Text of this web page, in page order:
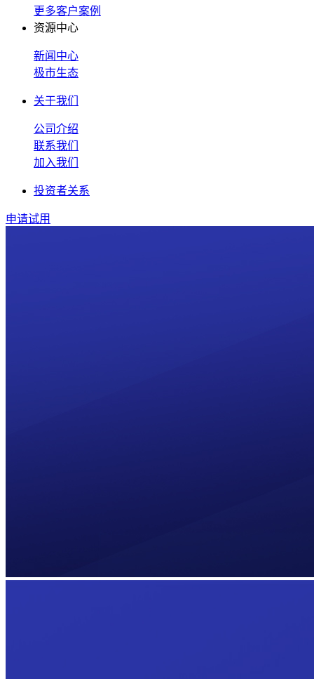
更多客户案例
资源中心
新闻中心
极市生态
关于我们
公司介绍
联系我们
加入我们
投资者关系
申请试用